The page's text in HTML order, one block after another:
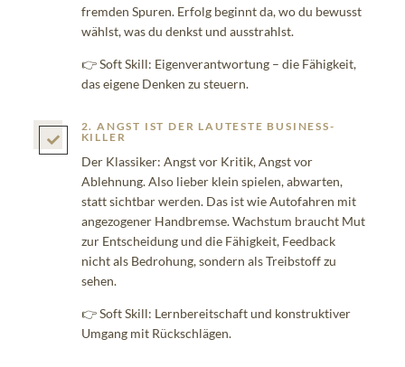
fremden Spuren. Erfolg beginnt da, wo du bewusst
wählst, was du denkst und ausstrahlst.
👉 Soft Skill: Eigenverantwortung – die Fähigkeit,
das eigene Denken zu steuern.

2. ANGST IST DER LAUTESTE BUSINESS-
KILLER
Der Klassiker: Angst vor Kritik, Angst vor
Ablehnung. Also lieber klein spielen, abwarten,
statt sichtbar werden. Das ist wie Autofahren mit
angezogener Handbremse. Wachstum braucht Mut
zur Entscheidung und die Fähigkeit, Feedback
nicht als Bedrohung, sondern als Treibstoff zu
sehen.
👉 Soft Skill: Lernbereitschaft und konstruktiver
Umgang mit Rückschlägen.